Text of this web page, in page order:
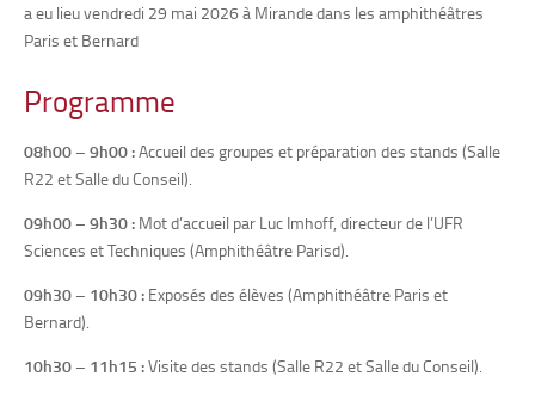
a eu lieu vendredi 29 mai 2026 à Mirande dans les amphithéâtres
Paris et Bernard
Programme
08h00 – 9h00 :Accueil des groupes et préparation des stands (Salle
R22 et Salle du Conseil).
09h00 – 9h30 : Mot d’accueil par Luc Imhoff, directeur de l’UFR
Sciences et Techniques (Amphithéâtre Parisd).
09h30 – 10h30 : Exposés des élèves (Amphithéâtre Paris et
Bernard).
10h30 – 11h15 :Visite des stands (Salle R22 et Salle du Conseil).